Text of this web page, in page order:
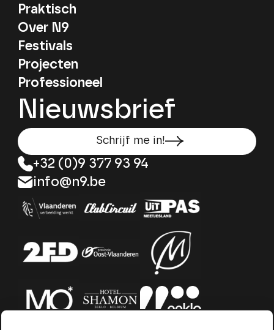
Praktisch
Over N9
Festivals
Projecten
Professioneel
Nieuwsbrief
Schrijf me in!
+32 (0)9 377 93 94
info@n9.be